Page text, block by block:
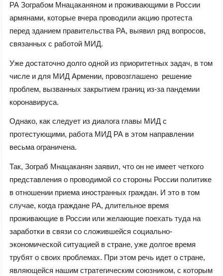
РА Зограбом Мнацаканяном и проживающими в России
армянами, которые вчера проводили акцию протеста
перед зданием правительства РА, выявил ряд вопросов,
связанных с работой МИД.
Уже достаточно долго одной из приоритетных задач, в том
числе и для МИД Армении, провозглашено решение
проблем, вызванных закрытием границ из-за пандемии
коронавируса.
Однако, как следует из диалога главы МИД с
протестующими, работа МИД РА в этом направлении
весьма ограничена.
Так, Зограб Мнацаканян заявил, что он не имеет четкого
представления о проводимой со стороны России политике
в отношении приема иностранных граждан. И это в том
случае, когда граждане РА, длительное время
проживающие в России или желающие поехать туда на
заработки в связи со сложившейся социально-
экономической ситуацией в стране, уже долгое время
трубят о своих проблемах. При этом речь идет о стране,
являющейся нашим стратегическим союзником, с которым